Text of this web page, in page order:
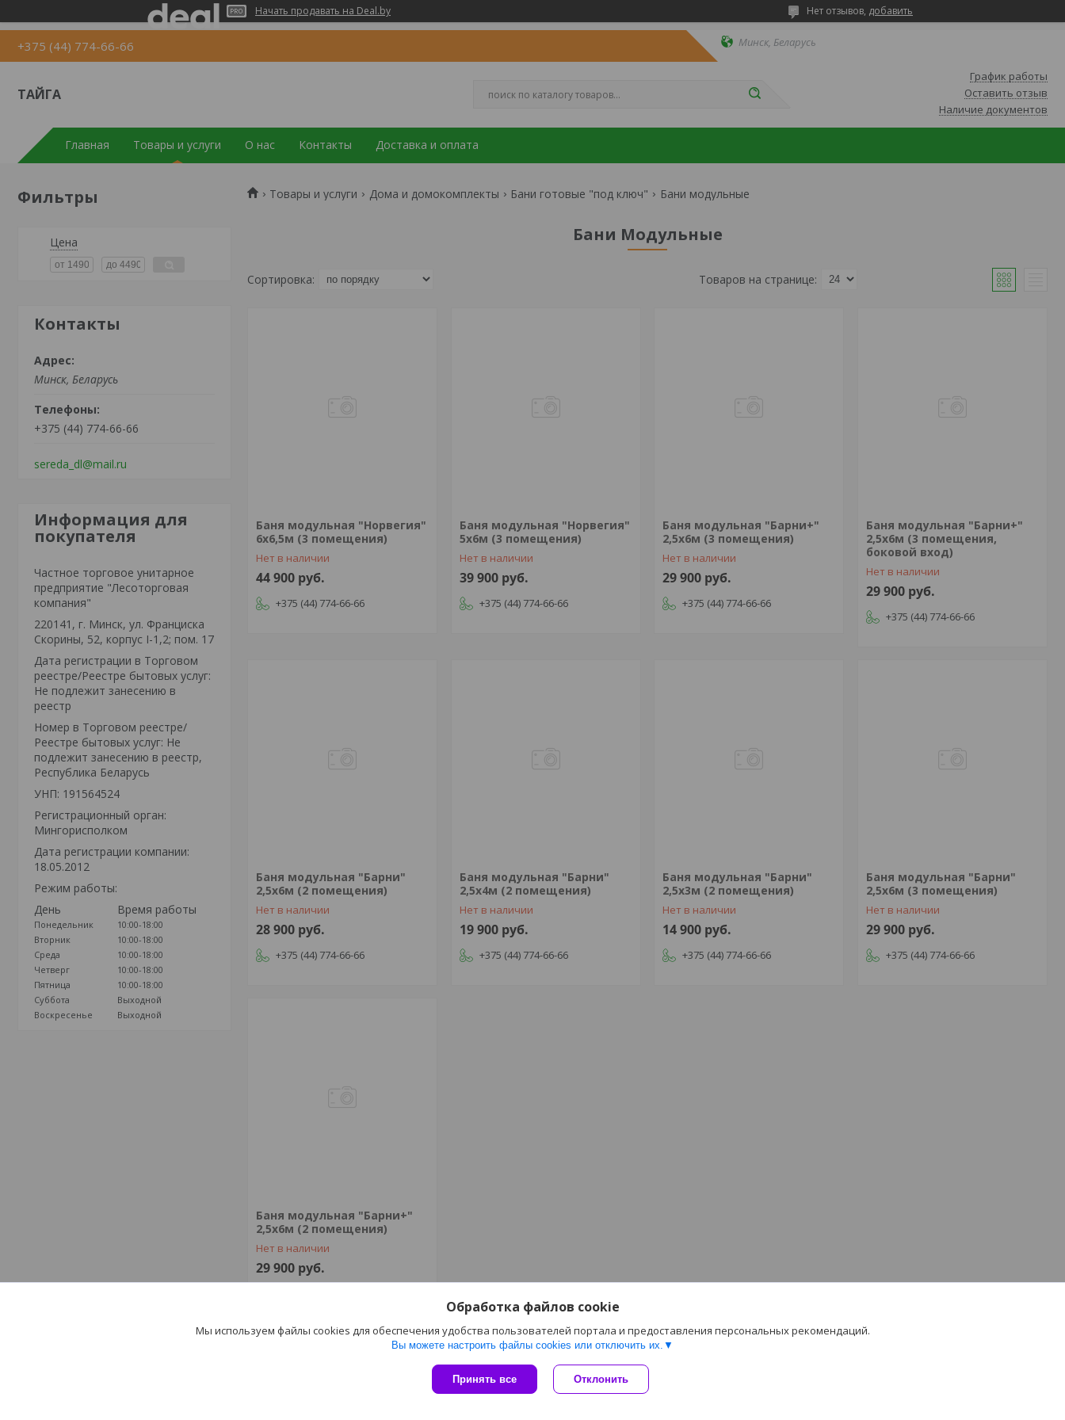
Начать продавать на Deal.by Нет отзывов, добавить
+375 (44) 774-66-66 Минск, Беларусь
ТАЙГА
График работы
Оставить отзыв
Наличие документов
Главная Товары и услуги О нас Контакты Доставка и оплата
Фильтры
Цена
Контакты
Минск, Беларусь
+375 (44) 774-66-66
sereda_dl@mail.ru
Информация для
покупателя
Частное торговое унитарное
предприятие "Лесоторговая
компания"
220141, г. Минск, ул. Франциска
Скорины, 52, корпус I-1,2; пом. 17
Дата регистрации в Торговом
реестре/Реестре бытовых услуг:
Не подлежит занесению в
реестр
Номер в Торговом реестре/
Реестре бытовых услуг: Не
подлежит занесению в реестр,
Республика Беларусь
УНП: 191564524
Регистрационный орган:
Мингорисполком
Дата регистрации компании:
18.05.2012
Режим работы:
День
Время работы
Понедельник
10:00-18:00
Вторник
10:00-18:00
Среда
10:00-18:00
Четверг
10:00-18:00
Пятница
10:00-18:00
Суббота
Выходной
Воскресенье
Выходной
Товары и услуги Дома и домокомплекты Бани готовые "под ключ" Бани модульные
Бани Модульные
Баня модульная "Норвегия"
6х6,5м (3 помещения)
Нет в наличии
44 900 руб.
+375 (44) 774-66-66
Баня модульная "Норвегия"
5х6м (3 помещения)
Нет в наличии
39 900 руб.
+375 (44) 774-66-66
Баня модульная "Барни+"
2,5х6м (3 помещения)
Нет в наличии
29 900 руб.
+375 (44) 774-66-66
Баня модульная "Барни+"
2,5х6м (3 помещения,
боковой вход)
Нет в наличии
29 900 руб.
+375 (44) 774-66-66
Баня модульная "Барни"
2,5х6м (2 помещения)
Нет в наличии
28 900 руб.
+375 (44) 774-66-66
Баня модульная "Барни"
2,5х4м (2 помещения)
Нет в наличии
19 900 руб.
+375 (44) 774-66-66
Баня модульная "Барни"
2,5х3м (2 помещения)
Нет в наличии
14 900 руб.
+375 (44) 774-66-66
Баня модульная "Барни"
2,5х6м (3 помещения)
Нет в наличии
29 900 руб.
+375 (44) 774-66-66
Баня модульная "Барни+"
2,5х6м (2 помещения)
Нет в наличии
29 900 руб.
Сайт создан на платформе Deal.by
Политика обработки файлов cookies
Обработка файлов cookie
Мы используем файлы cookies для обеспечения удобства пользователей портала и предоставления персональных рекомендаций.
Вы можете настроить файлы cookies или отключить их.
Принять все Отклонить